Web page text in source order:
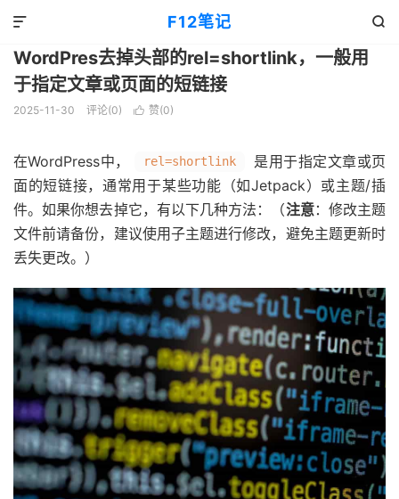
F12笔记 

教程
WordPres去掉头部的rel=shortlink，一般用
于指定文章或页面的短链接
2025-11-30 评论(0)  赞(0)
在WordPress中， rel=shortlink
是用于指定文章或页
面的短链接，通常用于某些功能（如Jetpack）或主题/插
件。如果你想去掉它，有以下几种方法：（注意：修改主题
文件前请备份，建议使用子主题进行修改，避免主题更新时
丢失更改。）